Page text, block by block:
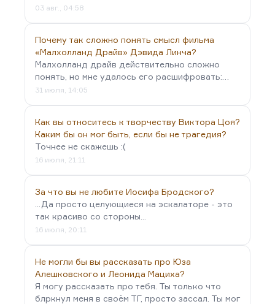
03 авг., 04:58
Почему так сложно понять смысл фильма
«Малхолланд Драйв» Дэвида Линча?
Малхолланд драйв действительно сложно
понять, но мне удалось его расшифровать:…
31 июля, 14:05
Как вы относитесь к творчеству Виктора Цоя?
Каким бы он мог быть, если бы не трагедия?
Точнее не скажешь :(
16 июля, 21:11
За что вы не любите Иосифа Бродского?
...Да просто целующиеся на эскалаторе - это
так красиво со стороны...
16 июля, 20:11
Не могли бы вы рассказать про Юза
Алешковского и Леонида Мациха?
Я могу рассказать про тебя. Ты только что
блркнул меня в своём ТГ, просто зассал. Ты мог